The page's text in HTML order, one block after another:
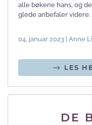
alle bøkene hans, og
glede anbefaler videre.
04. januar 2023 | Anne
LES
DE